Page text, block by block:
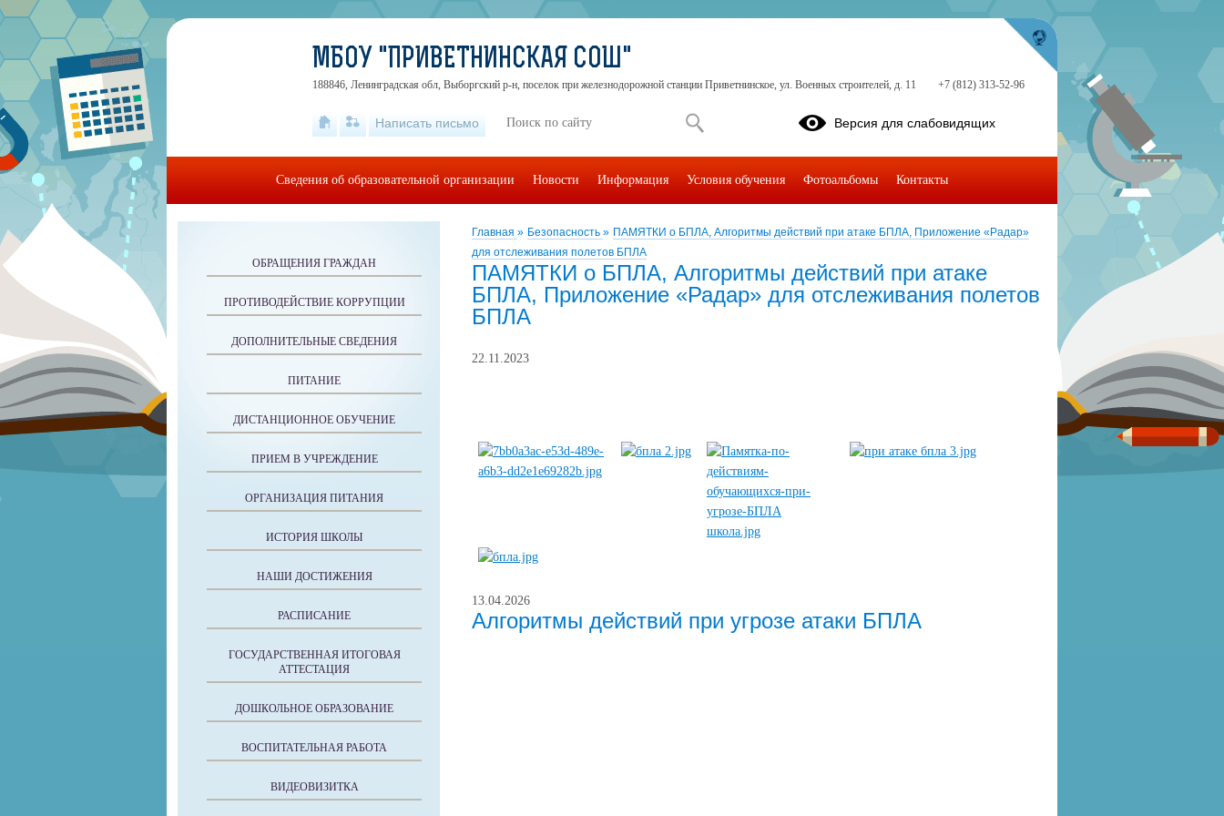
Главная » Безопасность » ПАМЯТКИ о БПЛА, Алгоритмы действий при атаке БПЛА, Приложение «Радар»
для отслеживания полетов БПЛА
ПАМЯТКИ о БПЛА, Алгоритмы действий при атаке
БПЛА, Приложение «Радар» для отслеживания полетов
БПЛА
22.11.2023
13.04.2026
Алгоритмы действий при угрозе атаки БПЛА
ОБРАЩЕНИЯ ГРАЖДАН
ПРОТИВОДЕЙСТВИЕ КОРРУПЦИИ
ДОПОЛНИТЕЛЬНЫЕ СВЕДЕНИЯ
ПИТАНИЕ
ДИСТАНЦИОННОЕ ОБУЧЕНИЕ
ПРИЕМ В УЧРЕЖДЕНИЕ
ОРГАНИЗАЦИЯ ПИТАНИЯ
ИСТОРИЯ ШКОЛЫ
НАШИ ДОСТИЖЕНИЯ
РАСПИСАНИЕ
ГОСУДАРСТВЕННАЯ ИТОГОВАЯ
АТТЕСТАЦИЯ
ДОШКОЛЬНОЕ ОБРАЗОВАНИЕ
ВОСПИТАТЕЛЬНАЯ РАБОТА
ВИДЕОВИЗИТКА
МБОУ "ПРИВЕТНИНСКАЯ СОШ"
188846, Ленинградская обл, Выборгский р-н, поселок при железнодорожной станции Приветнинское, ул. Военных строителей, д. 11 +7 (812) 313-52-96
Написать письмо Версия для слабовидящих
Сведения об образовательной организации Новости Информация Условия обучения Фотоальбомы Контакты